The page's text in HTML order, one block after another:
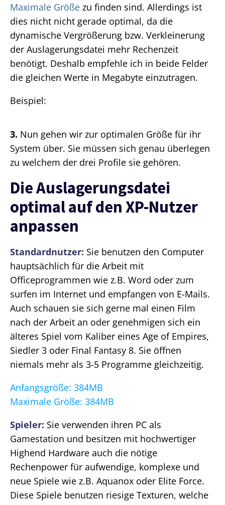
Maximale Größe zu finden sind. Allerdings ist
dies nicht nicht gerade optimal, da die
dynamische Vergrößerung bzw. Verkleinerung
der Auslagerungsdatei mehr Rechenzeit
benötigt. Deshalb empfehle ich in beide Felder
die gleichen Werte in Megabyte einzutragen.
Beispiel:
3. Nun gehen wir zur optimalen Größe für ihr
System über. Sie müssen sich genau überlegen
zu welchem der drei Profile sie gehören.
Die Auslagerungsdatei
optimal auf den XP-Nutzer
anpassen
Standardnutzer: Sie benutzen den Computer
hauptsächlich für die Arbeit mit
Officeprogrammen wie z.B. Word oder zum
surfen im Internet und empfangen von E-Mails.
Auch schauen sie sich gerne mal einen Film
nach der Arbeit an oder genehmigen sich ein
älteres Spiel vom Kaliber eines Age of Empires,
Siedler 3 oder Final Fantasy 8. Sie öffnen
niemals mehr als 3-5 Programme gleichzeitig.
Anfangsgröße: 384MB
Maximale Größe: 384MB
Spieler: Sie verwenden ihren PC als
Gamestation und besitzen mit hochwertiger
Highend Hardware auch die nötige
Rechenpower für aufwendige, komplexe und
neue Spiele wie z.B. Aquanox oder Elite Force.
Diese Spiele benutzen riesige Texturen, welche